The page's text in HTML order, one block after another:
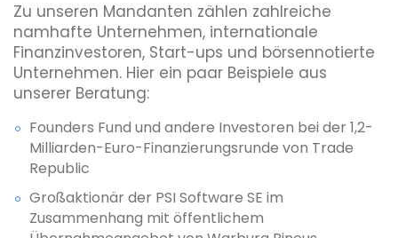
Zu unseren Mandanten zählen zahlreiche
namhafte Unternehmen, internationale
Finanzinvestoren, Start-ups und börsennotierte
Unternehmen. Hier ein paar Beispiele aus
unserer Beratung:
Founders Fund und andere Investoren bei der 1,2-
Milliarden-Euro-Finanzierungsrunde von Trade
Republic
Großaktionär der PSI Software SE im
Zusammenhang mit öffentlichem